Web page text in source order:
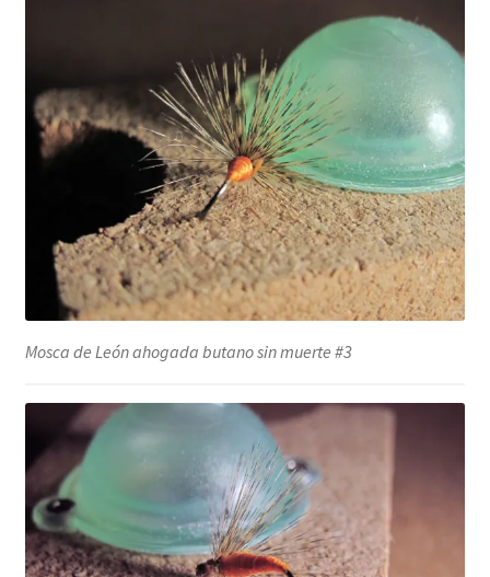
Mosca de León ahogada butano sin muerte #3